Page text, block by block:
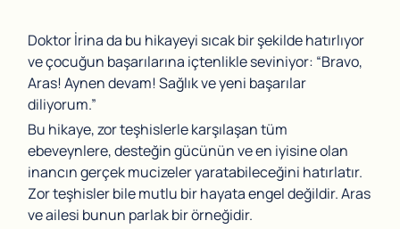
Doktor İrina da bu hikayeyi sıcak bir şekilde hatırlıyor
ve çocuğun başarılarına içtenlikle seviniyor: “Bravo,
Aras! Aynen devam! Sağlık ve yeni başarılar
diliyorum.”
Bu hikaye, zor teşhislerle karşılaşan tüm
ebeveynlere, desteğin gücünün ve en iyisine olan
inancın gerçek mucizeler yaratabileceğini hatırlatır.
Zor teşhisler bile mutlu bir hayata engel değildir. Aras
ve ailesi bunun parlak bir örneğidir.